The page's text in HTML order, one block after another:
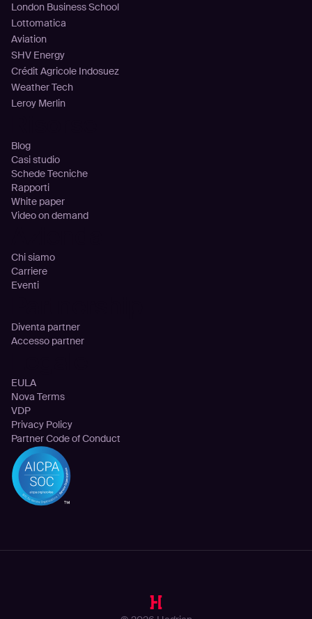
London Business School
Lottomatica
Aviation
SHV Energy
Crédit Agricole Indosuez
Weather Tech
Leroy Merlin
Blog
Casi studio
Schede Tecniche
Rapporti
White paper
Video on demand
Chi siamo
Carriere
Eventi
Diventa partner
Accesso partner
EULA
Nova Terms
VDP
Privacy Policy
Partner Code of Conduct